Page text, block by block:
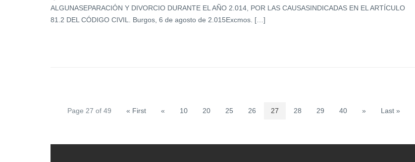
ALGUNASEPARACIÓN Y DIVORCIO DURANTE EL AÑO 2.014, POR LAS CAUSASINDICADAS EN EL ARTÍCULO
81.2 DEL CÓDIGO CIVIL. Burgos, 6 de agosto de 2.015Excmos. […]
Page 27 of 49 « First « 10 20 25 26 27 28 29 40 » Last »